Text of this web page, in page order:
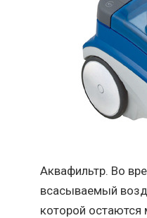
Аквафильтр. Во
всасываемый
которой